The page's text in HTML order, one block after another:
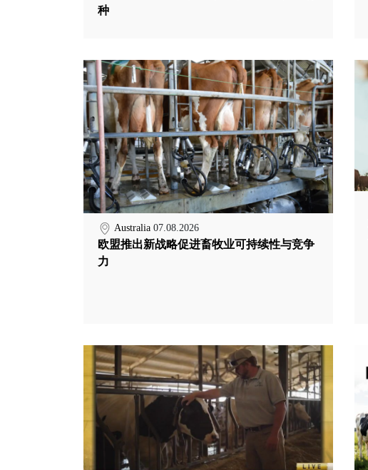
种
Australia 07.08.2026
欧盟推出新战略促进畜牧业可持续性与竞争
力